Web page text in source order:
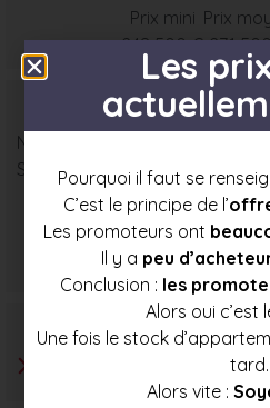
Prix mini
248 500 €
Prix
271
Nombre : 2
Surface moyenne : 92 m²
Prix mini
290 000 €
Prix
307
Les
Pourquoi il faut se
C’est le principe de l’
Les promoteurs ont
Il y a peu
Conclusion : les
Alors oui c’est
Une fois le stock
tard.
Alors vite :